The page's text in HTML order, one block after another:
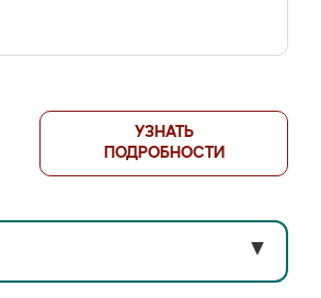
УЗНАТЬ
ПОДРОБНОСТИ
▼